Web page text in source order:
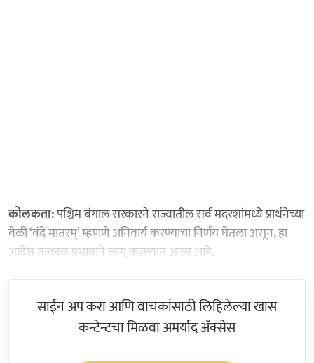
कोलकता:पश्चिम बंगाल सरकारने राज्यातील सर्व मदरशांमध्ये प्रार्थनेच्या
वेळी ‘वंदे मातरम्’ म्हणणे अनिवार्य करण्याचा निर्णय घेतला असून, हा
आदेश तत्काळ प्रभावाने लागू करण्यात आला आहे.
साईन अप करा आणि वाचकांसाठी लिहिलेल्या खास
कन्टेन्टचा मिळवा अमर्याद ॲक्सेस